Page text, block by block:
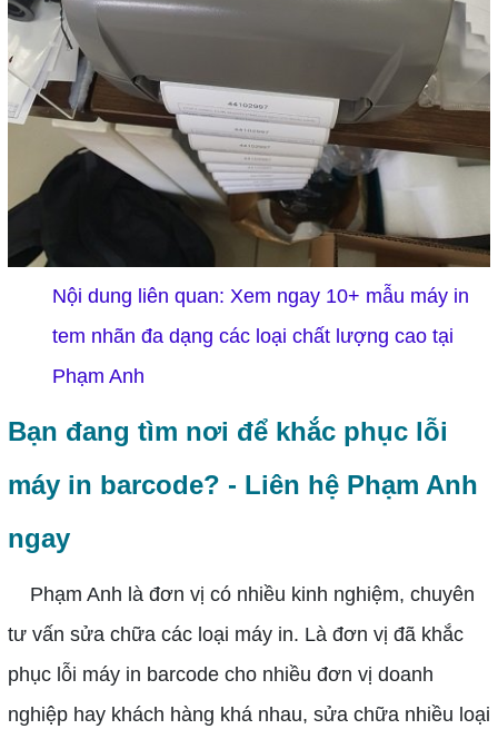
Nội dung liên quan: Xem ngay 10+ mẫu máy in
tem nhãn đa dạng các loại chất lượng cao tại
Phạm Anh
Bạn đang tìm nơi để khắc phục lỗi
máy in barcode? - Liên hệ Phạm Anh
ngay
Phạm Anh là đơn vị có nhiều kinh nghiệm, chuyên
tư vấn sửa chữa các loại máy in. Là đơn vị đã khắc
phục lỗi máy in barcode cho nhiều đơn vị doanh
nghiệp hay khách hàng khá nhau, sửa chữa nhiều loại